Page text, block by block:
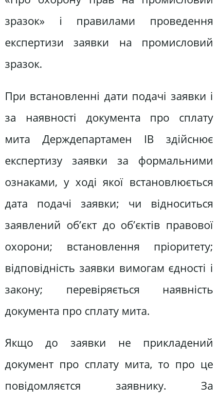
зразок» і правилами проведення
експертизи заявки на промисловий
зразок.
При встановленні дати подачі заявки і
за наявності документа про сплату
мита Держдепартамен ІВ здійснює
експертизу заявки за формальними
ознаками, у ході якої встановлюється
дата подачі заявки; чи відноситься
заявлений об’єкт до об’єктів правової
охорони; встановлення пріоритету;
відповідність заявки вимогам єдності і
закону; перевіряється наявність
документа про сплату мита.
Якщо до заявки не прикладений
документ про сплату мита, то про це
повідомляєтся заявнику. За